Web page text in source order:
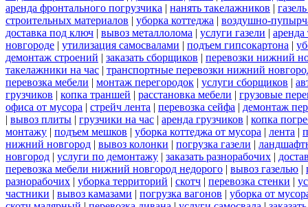
аренда фронтального погрузчика | нанять такелажников |
строительных материалов | уборка коттеджа | воздушно-
доставка под ключ | вывоз металлолома | услуги газели | аренда
новгороде | утилизация самосвалами | подъем гипсокартона |
демонтаж строений | заказать сборщиков | перевозки нижний
такелажники на час | транспортные перевозки нижний
перевозка мебели | монтаж перегородок | услуги сборщиков |
грузчиков | копка траншей | расстановка мебели | грузовые
офиса от мусора | стрейч лента | перевозка сейфа | демонтаж
| вывоз плиты | грузчики на час | аренда грузчиков | копка
монтажу | подъем мешков | уборка коттеджа от мусора | лента |
нижний новгород | вывоз колонки | погрузка газели |
новгород | услуги по демонтажу | заказать разнорабочих |
перевозка мебели нижний новгород недорого | вывоз газелью |
разнорабочих | уборка территорий | скотч | перевозка стенки |
частники | вывоз камазами | погрузка вагонов | уборка от